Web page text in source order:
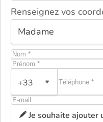
Renseignez vos
+33
Je souhaite ajouter